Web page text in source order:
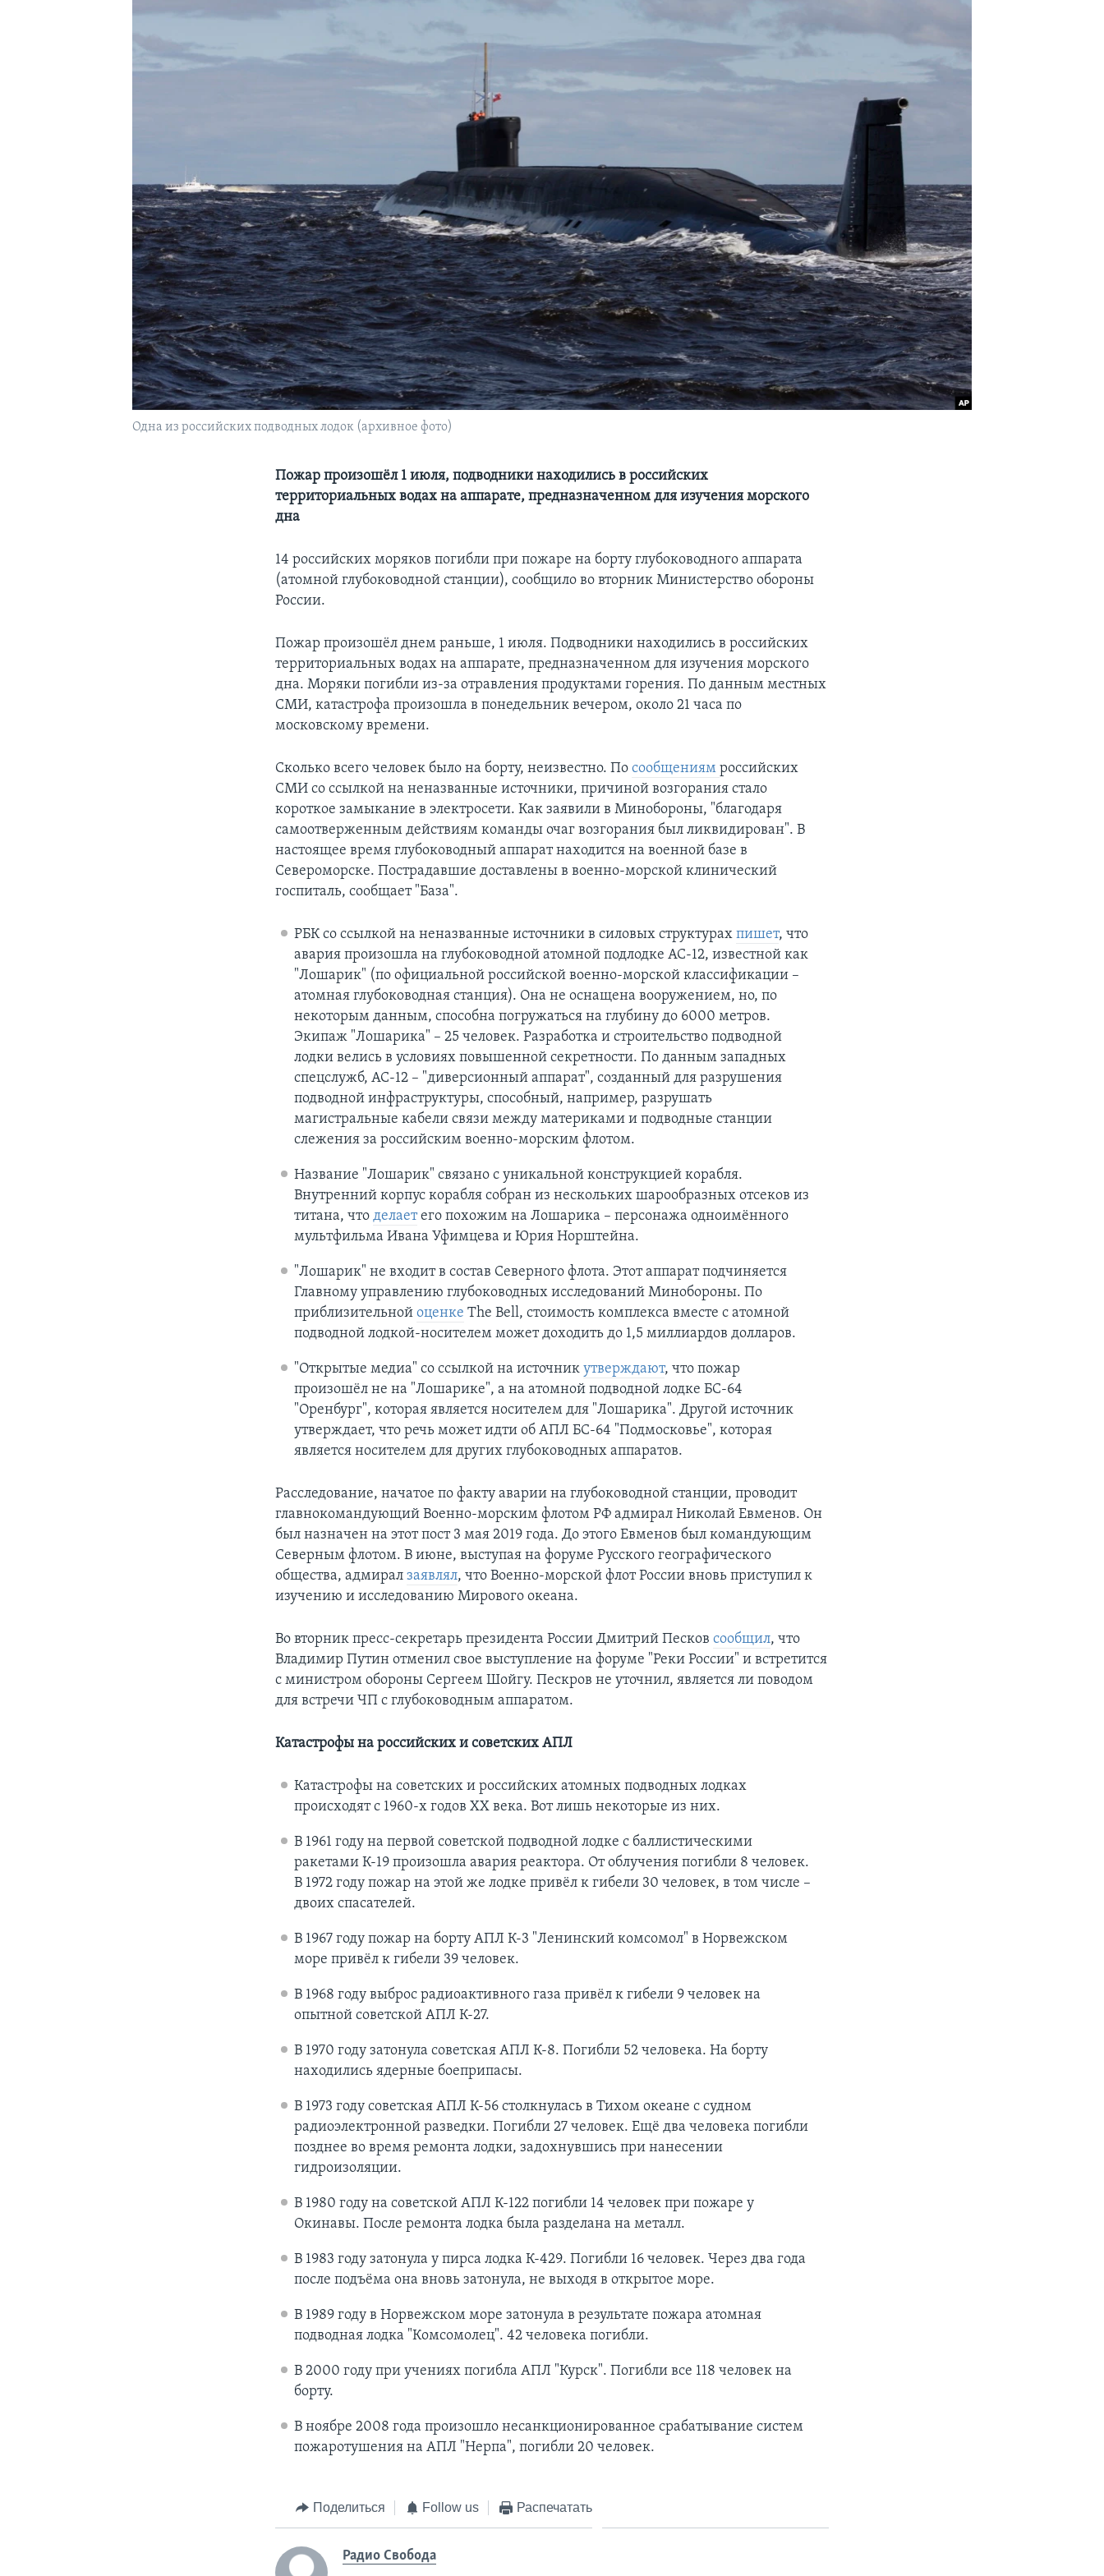
Одна из российских подводных лодок (архивное фото)
Пожар произошёл 1 июля, подводники находились в российских
территориальных водах на аппарате, предназначенном для изучения морского
дна
14 российских моряков погибли при пожаре на борту глубоководного аппарата
(атомной глубоководной станции), сообщило во вторник Министерство обороны
России.
Пожар произошёл днем раньше, 1 июля. Подводники находились в российских
территориальных водах на аппарате, предназначенном для изучения морского
дна. Моряки погибли из-за отравления продуктами горения. По данным местных
СМИ, катастрофа произошла в понедельник вечером, около 21 часа по
московскому времени.
Сколько всего человек было на борту, неизвестно. Посообщениямроссийских
СМИ со ссылкой на неназванные источники, причиной возгорания стало
короткое замыкание в электросети. Как заявили в Минобороны, "благодаря
самоотверженным действиям команды очаг возгорания был ликвидирован". В
настоящее время глубоководный аппарат находится на военной базе в
Североморске. Пострадавшие доставлены в военно-морской клинический
госпиталь, сообщает "База".
РБК со ссылкой на неназванные источники в силовых структурах пишет, что
авария произошла на глубоководной атомной подлодке АС-12, известной как
"Лошарик" (по официальной российской военно-морской классификации –
атомная глубоководная станция). Она не оснащена вооружением, но, по
некоторым данным, способна погружаться на глубину до 6000 метров.
Экипаж "Лошарика" – 25 человек. Разработка и строительство подводной
лодки велись в условиях повышенной секретности. По данным западных
спецслужб, АС-12 – "диверсионный аппарат", созданный для разрушения
подводной инфраструктуры, способный, например, разрушать
магистральные кабели связи между материками и подводные станции
слежения за российским военно-морским флотом.
Название "Лошарик" связано с уникальной конструкцией корабля.
Внутренний корпус корабля собран из нескольких шарообразных отсеков из
титана, что делаетего похожим на Лошарика – персонажа одноимённого
мультфильма Ивана Уфимцева и Юрия Норштейна.
"Лошарик" не входит в состав Северного флота. Этот аппарат подчиняется
Главному управлению глубоководных исследований Минобороны. По
приблизительной оценке The Bell, стоимость комплекса вместе с атомной
подводной лодкой-носителем может доходить до 1,5 миллиардов долларов.
"Открытые медиа" со ссылкой на источник утверждают, что пожар
произошёл не на "Лошарике", а на атомной подводной лодке БС-64
"Оренбург", которая является носителем для "Лошарика". Другой источник
утверждает, что речь может идти об АПЛ БС-64 "Подмосковье", которая
является носителем для других глубоководных аппаратов.
Расследование, начатое по факту аварии на глубоководной станции, проводит
главнокомандующий Военно-морским флотом РФ адмирал Николай Евменов. Он
был назначен на этот пост 3 мая 2019 года. До этого Евменов был командующим
Северным флотом. В июне, выступая на форуме Русского географического
общества, адмиралзаявлял, что Военно-морской флот России вновь приступил к
изучению и исследованию Мирового океана.
Во вторник пресс-секретарь президента России Дмитрий Песковсообщил, что
Владимир Путин отменил свое выступление на форуме "Реки России" и встретится
с министром обороны Сергеем Шойгу. Пескров не уточнил, является ли поводом
для встречи ЧП с глубоководным аппаратом.
Катастрофы на российских и советских АПЛ
Катастрофы на советских и российских атомных подводных лодках
происходят с 1960-х годов XX века. Вот лишь некоторые из них.
В 1961 году на первой советской подводной лодке с баллистическими
ракетами К-19 произошла авария реактора. От облучения погибли 8 человек.
В 1972 году пожар на этой же лодке привёл к гибели 30 человек, в том числе –
двоих спасателей.
В 1967 году пожар на борту АПЛ К-3 "Ленинский комсомол" в Норвежском
море привёл к гибели 39 человек.
В 1968 году выброс радиоактивного газа привёл к гибели 9 человек на
опытной советской АПЛ К-27.
В 1970 году затонула советская АПЛ К-8. Погибли 52 человека. На борту
находились ядерные боеприпасы.
В 1973 году советская АПЛ К-56 столкнулась в Тихом океане с судном
радиоэлектронной разведки. Погибли 27 человек. Ещё два человека погибли
позднее во время ремонта лодки, задохнувшись при нанесении
гидроизоляции.
В 1980 году на советской АПЛ К-122 погибли 14 человек при пожаре у
Окинавы. После ремонта лодка была разделана на металл.
В 1983 году затонула у пирса лодка К-429. Погибли 16 человек. Через два года
после подъёма она вновь затонула, не выходя в открытое море.
В 1989 году в Норвежском море затонула в результате пожара атомная
подводная лодка "Комсомолец". 42 человека погибли.
В 2000 году при учениях погибла АПЛ "Курск". Погибли все 118 человек на
борту.
В ноябре 2008 года произошло несанкционированное срабатывание систем
пожаротушения на АПЛ "Нерпа", погибли 20 человек.
Поделиться Follow us Распечатать
Радио Свобода